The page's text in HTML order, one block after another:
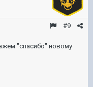
#9
"спасибо" новому